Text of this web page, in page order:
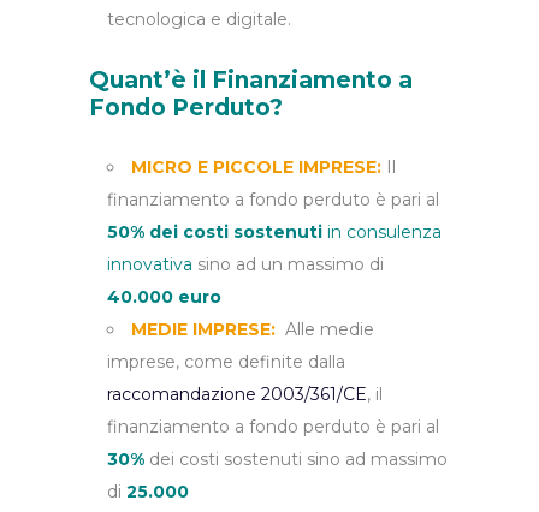
tecnologica e digitale.
Quant’è il Finanziamento a
Fondo Perduto?
MICRO E PICCOLE IMPRESE:
finanziamento a fondo perduto è pari al
50% dei costi sostenuti in consulenza
innovativa sino ad un massimo di
40.000 euro
MEDIE IMPRESE: Alle medie
imprese, come definite dalla
raccomandazione 2003/361/CE, il
finanziamento a fondo perduto è pari al
30% dei costi sostenuti sino ad massimo
di 25.000